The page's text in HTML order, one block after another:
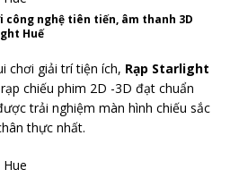
công nghệ tiên tiến, âm thanh 3D
Huế
chơi giải trí tiện ích, Rạp Starlight
chiếu phim 2D -3D đạt chuẩn
trải nghiệm màn hình chiếu sắc
thực nhất.